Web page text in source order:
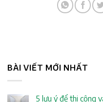
BÀI VIẾT MỚI NHẤT
5 lưu ý để thi công